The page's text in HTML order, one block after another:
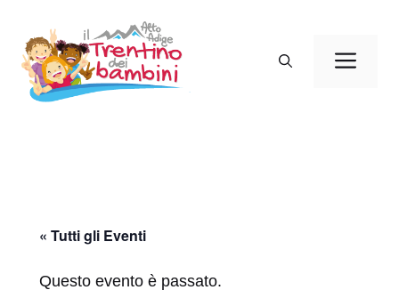
contenuto
« Tutti gli Eventi
Questo evento è passato.